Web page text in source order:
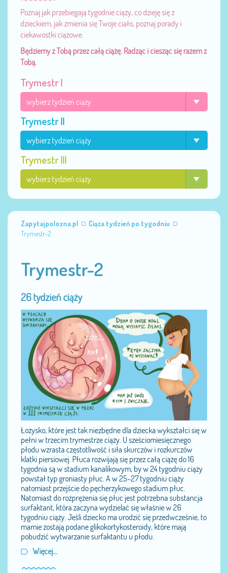
Poznaj jak przebiegają tygodnie ciąży, co dzieję się z
dzieckiem, jak zmienia się Twoje ciało, poznaj porady i
ciekawostki ciążowe.
Będziemy z Tobą przez całą ciążę. Radząc i ciesząc się razem z
Tobą.
Trymestr I
Trymestr II
Trymestr III
Zapytajpolozna.pl
Ciąża tydzień po tygodniu
Trymestr-2
Trymestr-2
26 tydzień ciąży
Łożysko, które jest tak niezbędne dla dziecka wykształci się w
pełni w trzecim trymestrze ciąży. U sześciomiesięcznego
płodu wzrasta częstotliwość i siła skurczów i rozkurczów
klatki piersiowej. Płuca rozwijają się przez całą ciążę do 16
tygodnia są w stadium kanalikowym, by w 24 tygodniu ciąży
powstał typ groniasty płuc. A w 25-27 tygodniu ciąży
natomiast przejście do pęcherzykowego stadium płuc.
Natomiast do rozprężenia się płuc jest potrzebna substancja
surfaktant, która zaczyna wydzielać się właśnie w 26
tygodniu ciąży. Jeśli dziecko ma urodzić się przedwcześnie, to
mamie zostają podane glikokortykosteroidy, które mają
pobudzić wytwarzanie surfaktantu u płodu.
Więcej...